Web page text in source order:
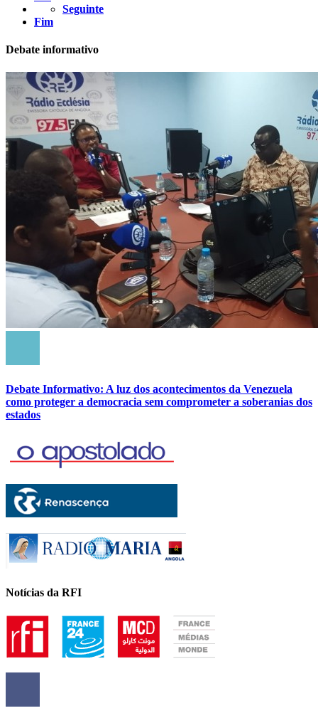
Seguinte
Fim
Debate informativo
Debate Informativo: A luz dos acontecimentos da Venezuela
como proteger a democracia sem comprometer a soberanias dos
estados
Notícias da RFI